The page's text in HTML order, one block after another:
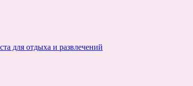
для отдыха и развлечений